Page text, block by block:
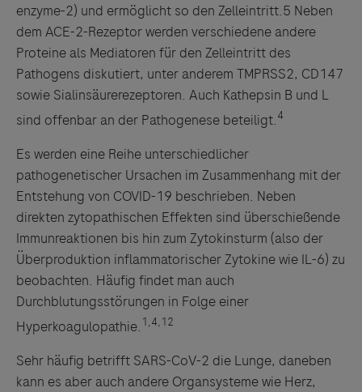
enzyme-2) und ermöglicht so den Zelleintritt.5 Neben
dem ACE-2-Rezeptor werden verschiedene andere
Proteine als Mediatoren für den Zelleintritt des
Pathogens diskutiert, unter anderem TMPRSS2, CD147
sowie Sialinsäurerezeptoren. Auch Kathepsin B und L
sind offenbar an der Pathogenese beteiligt.4
Es werden eine Reihe unterschiedlicher
pathogenetischer Ursachen im Zusammenhang mit der
Entstehung von COVID-19 beschrieben. Neben
direkten zytopathischen Effekten sind überschießende
Immunreaktionen bis hin zum Zytokinsturm (also der
Überproduktion inflammatorischer Zytokine wie IL-6) zu
beobachten. Häufig findet man auch
Durchblutungsstörungen in Folge einer
Hyperkoagulopathie. 1,4,12
Sehr häufig betrifft SARS-CoV-2 die Lunge, daneben
kann es aber auch andere Organsysteme wie Herz,